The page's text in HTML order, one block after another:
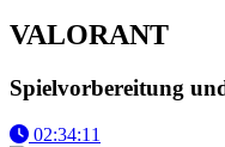
VALORANT
Spielvorbereitung
02:34:11